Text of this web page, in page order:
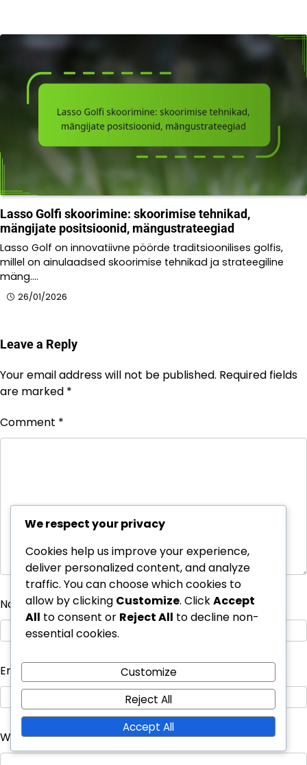
Lasso Golfi skoorimine: skoorimise tehnikad,
mängijate positsioonid, mängustrateegiad
Lasso Golf on innovatiivne pöörde traditsioonilises golfis,
millel on ainulaadsed skoorimise tehnikad ja strateegiline
mäng.…
26/01/2026
Leave a Reply
Your email address will not be published. Required fields
are marked *
Comment *
Name*
Email
Website
We respect your privacy
Cookies help us improve your experience,
deliver personalized content, and analyze
traffic. You can choose which cookies to
allow by clicking Customize. ClickAccept
All to consent or Reject All to decline non-
essential cookies.
Customize
Reject All
Accept All